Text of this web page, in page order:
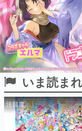
ピック
電ファミのいま読ま
いま読ま
注目度